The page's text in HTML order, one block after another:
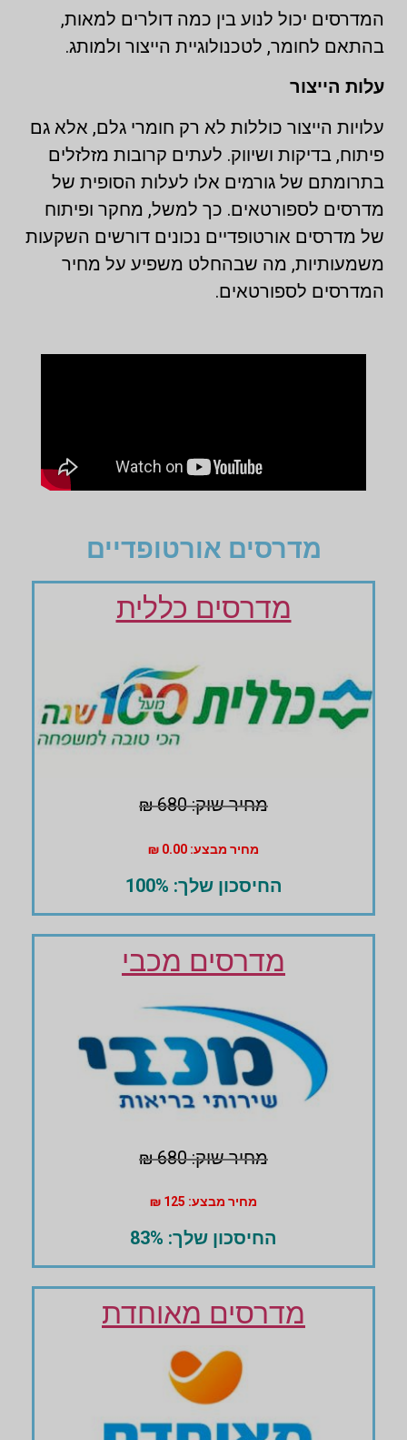
המדרסים יכול לנוע בין כמה דולרים למאות,
בהתאם לחומר, לטכנולוגיית הייצור ולמותג.
עלות הייצור
עלויות הייצור כוללות לא רק חומרי גלם, אלא גם
פיתוח, בדיקות ושיווק. לעתים קרובות מזלזלים
בתרומתם של גורמים אלו לעלות הסופית של
מדרסים לספורטאים. כך למשל, מחקר ופיתוח
של מדרסים אורטופדיים נכונים דורשים השקעות
משמעותיות, מה שבהחלט משפיע על מחיר
המדרסים לספורטאים.
מדרסים אורטופדיים
מדרסים כללית
מחיר שוק: 680 ₪
מחיר מבצע: 0.00 ₪
החיסכון שלך: 100%
מדרסים מכבי
מחיר שוק: 680 ₪
מחיר מבצע: 125 ₪
החיסכון שלך: 83%
מדרסים מאוחדת